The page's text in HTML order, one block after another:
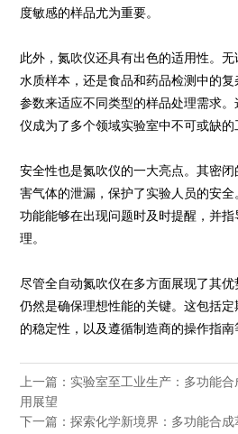
度敏感的样品尤为重要。
此外，氮吹仪还具有出色的适用性。
水质样本，还是食品和药品检测中的
参数来适应不同类型的样品处理需求
仪成为了多个领域实验室中不可或缺的
安全性也是氮吹仪的一大亮点。其密
害气体的泄漏，保护了实验人员的安
功能能够在出现问题时及时提醒，并
理。
尽管全自动氮吹仪在多方面展现了其
仍然是确保理想性能的关键。这包括
的稳定性，以及遵循制造商的操作指南
上一篇： 实验室至工业生产：多功能
用展望
下一篇：探索化学新境界：多功能合